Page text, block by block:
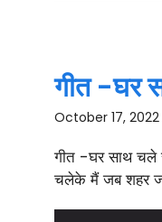
गीत -घर
October 17, 2022
गीत -घर साथ
चलेके मैं जब शहर